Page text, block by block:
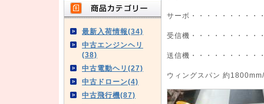
最新入荷情報(34)
中古エンジンヘリ
(38)
中古電動ヘリ(27)
中古ドローン(4)
中古飛行機(87)
サーボ・・・・・・・・・
受信機・・・・・・・・・
送信機・・・・・・・・・
ウィングスパン 約